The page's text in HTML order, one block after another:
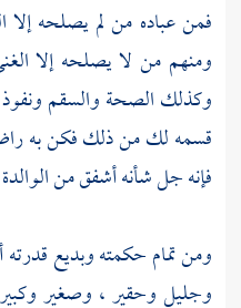
فمن عباده من لم يصلحه إلا
ومنهم من لا يصلحه إلا
وكذلك الصحة والسقم
قسمه لك من ذلك فكن به
فإنه جل شأنه أشفق من
ومن تمام حكمته وبديع
وجليل وحقير ، وصغير